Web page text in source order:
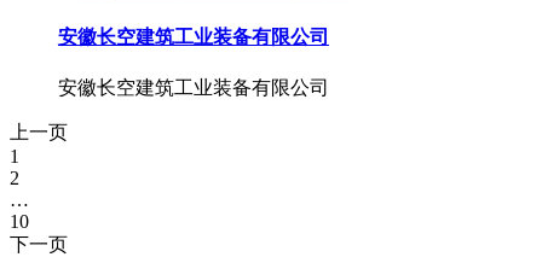
安徽长空建筑工业装备有限公司
安徽长空建筑工业装备有限公司
上一页
1
2
…
10
下一页